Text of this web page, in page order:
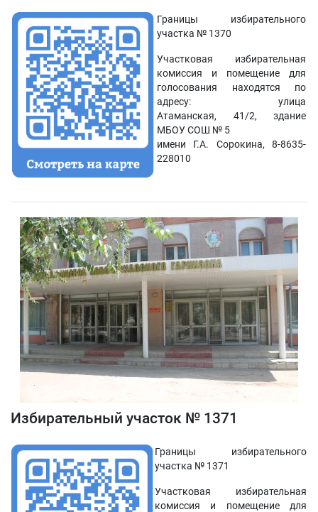
Границы избирательного
участка № 1370
Участковая избирательная
комиссия и помещение для
голосования находятся по
адресу: улица
Атаманская, 41/2, здание
МБОУ СОШ № 5
имени Г.А. Сорокина, 8-8635-
228010
Избирательный участок № 1371
Границы избирательного
участка № 1371
Участковая избирательная
комиссия и помещение для